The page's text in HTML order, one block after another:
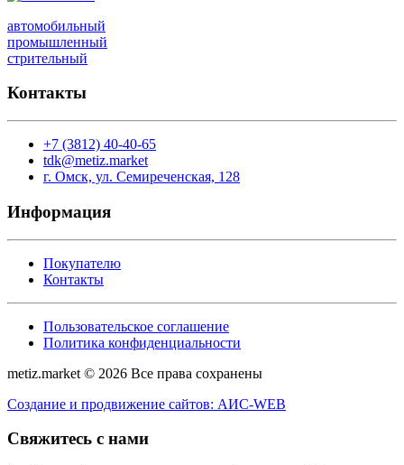
автомобильный
промышленный
стрительный
Контакты
+7 (3812) 40-40-65
tdk@metiz.market
г. Омск, ул. Семиреченская, 128
Информация
Покупателю
Контакты
Пользовательское соглашение
Политика конфиденциальности
metiz.market © 2026 Все права сохранены
Создание и продвижение сайтов: АИС-WEB
Свяжитесь с нами